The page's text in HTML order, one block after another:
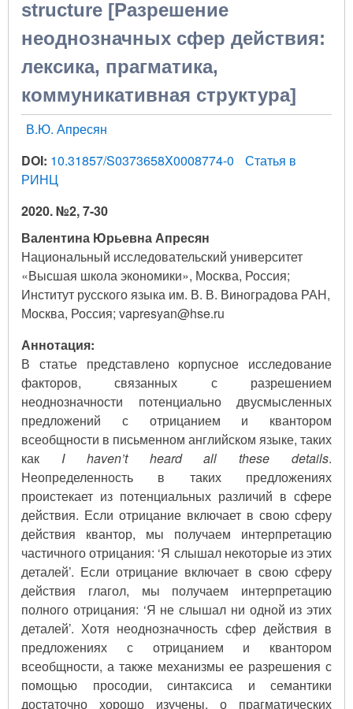
structure [Разрешение
неоднозначных сфер действия:
лексика, прагматика,
коммуникативная структура]
В.Ю. Апресян
DOI: 10.31857/S0373658X0008774-0
Статья в
РИНЦ
2020. №2, 7-30
Валентина Юрьевна Апресян
Национальный исследовательский университет
«Высшая школа экономики», Москва, Россия;
Институт русского языка им. В. В. Виноградова РАН,
Москва, Россия; vapresyan@hse.ru
Аннотация:
В статье представлено корпусное исследование
факторов, связанных с разрешением
неоднозначности потенциально двусмысленных
предложений с отрицанием и квантором
всеобщности в письменном английском языке, таких
как I haven’t heard all these details.
Неопределенность в таких предложениях
проистекает из потенциальных различий в сфере
действия. Если отрицание включает в свою сферу
действия квантор, мы получаем интерпретацию
частичного отрицания: ‘Я слышал некоторые из этих
деталей’. Если отрицание включает в свою сферу
действия глагол, мы получаем интерпретацию
полного отрицания: ‘Я не слышал ни одной из этих
деталей’. Хотя неоднозначность сфер действия в
предложениях с отрицанием и квантором
всеобщности, а также механизмы ее разрешения с
помощью просодии, синтаксиса и семантики
достаточно хорошо изучены, о прагматических